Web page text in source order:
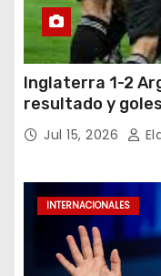
Inglaterra 1-2
resultado y
2026Jul 15, 2026
INTERNACIONALES